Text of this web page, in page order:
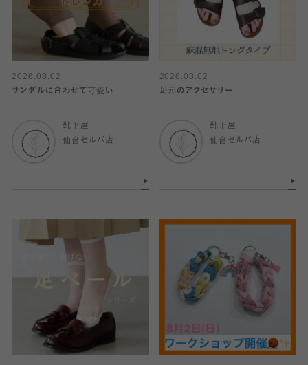
2026.08.02
サンダルに合わせて可愛い
靴下屋
仙台セルバ店
2026.08.02
足元のアクセサリー
靴下屋
仙台セルバ店